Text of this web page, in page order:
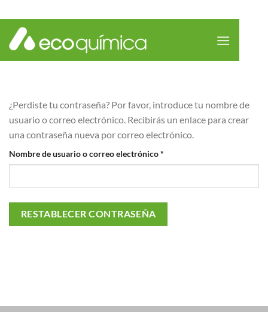
al
contenido
¿Perdiste tu contraseña? Por favor, introduce tu nombre de
usuario o correo electrónico. Recibirás un enlace para crear
una contraseña nueva por correo electrónico.
Nombre de usuario o correo electrónico*
RESTABLECER CONTRASEÑA